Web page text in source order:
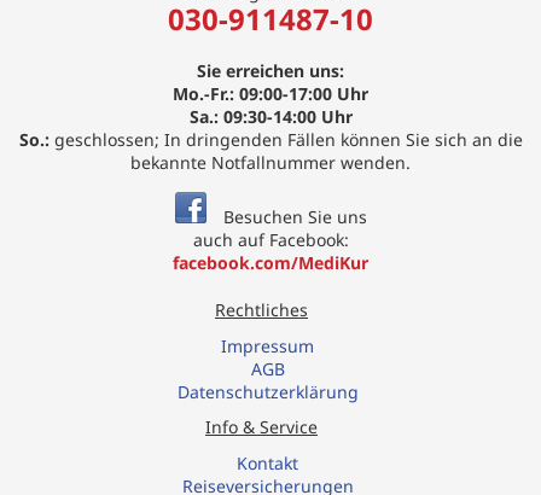
030-911487-10
Sie erreichen uns:
Mo.-Fr.: 09:00-17:00 Uhr
Sa.: 09:30-14:00 Uhr
So.:geschlossen; In dringenden Fällen können Sie sich an die
bekannte Notfallnummer wenden.
Besuchen Sie uns
auch auf Facebook:
facebook.com/MediKur
Rechtliches
Impressum
AGB
Datenschutzerklärung
Info & Service
Kontakt
Reiseversicherungen